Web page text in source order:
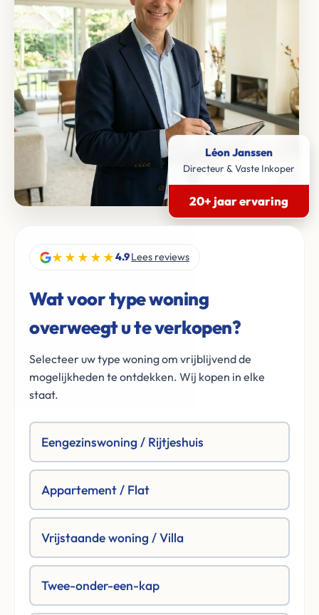
Léon Janssen
Directeur & Vaste Inkoper
20+ jaar ervaring
★★★★★4.9Lees reviews
Wat voor type woning
overweegt u te verkopen?
Selecteer uw type woning om vrijblijvend de
mogelijkheden te ontdekken. Wij kopen in elke
staat.
Eengezinswoning / Rijtjeshuis
Appartement / Flat
Vrijstaande woning / Villa
Twee-onder-een-kap